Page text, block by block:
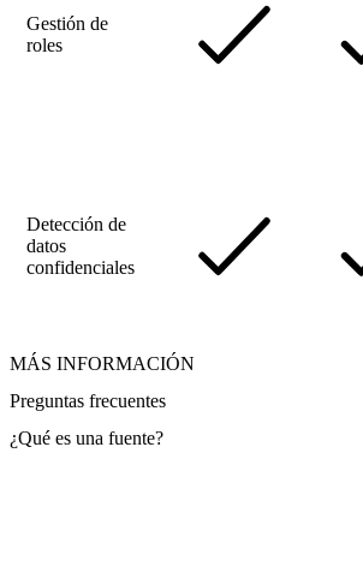
Gestión de
roles
Detección de
datos
confidenciales
MÁS INFORMACIÓN
Preguntas frecuentes
¿Qué es una fuente?